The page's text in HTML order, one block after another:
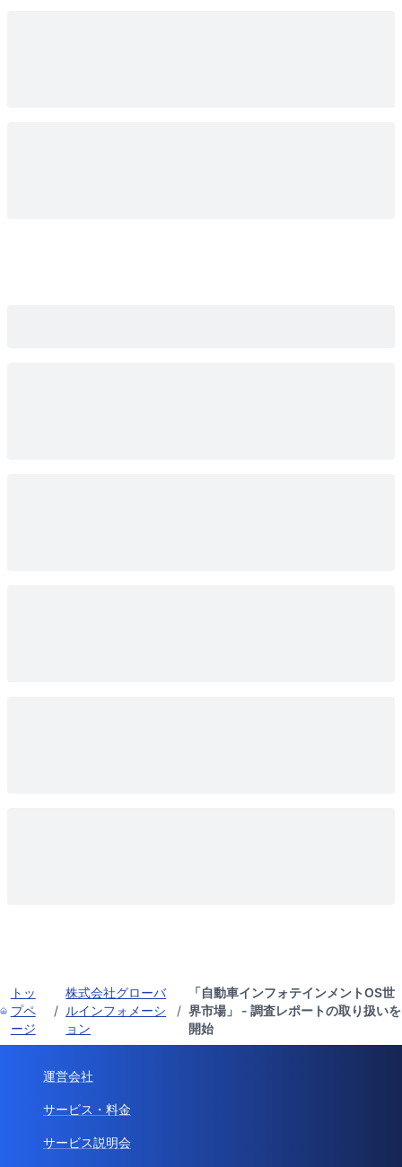
トッ
プペ
ージ
/
株式会社グローバ
ルインフォメーシ
ョン
/
「自動車インフォテインメントOS世
界市場」 - 調査レポートの取り扱いを
開始
運営会社
サービス・料金
サービス説明会